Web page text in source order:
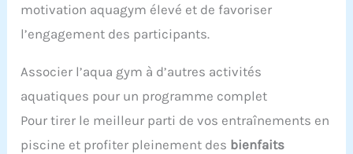
motivation aquagym élevé et de favoriser
l’engagement des participants.
Associer l’aqua gym à d’autres activités
aquatiques pour un programme complet
Pour tirer le meilleur parti de vos entraînements en
piscine et profiter pleinement des bienfaits